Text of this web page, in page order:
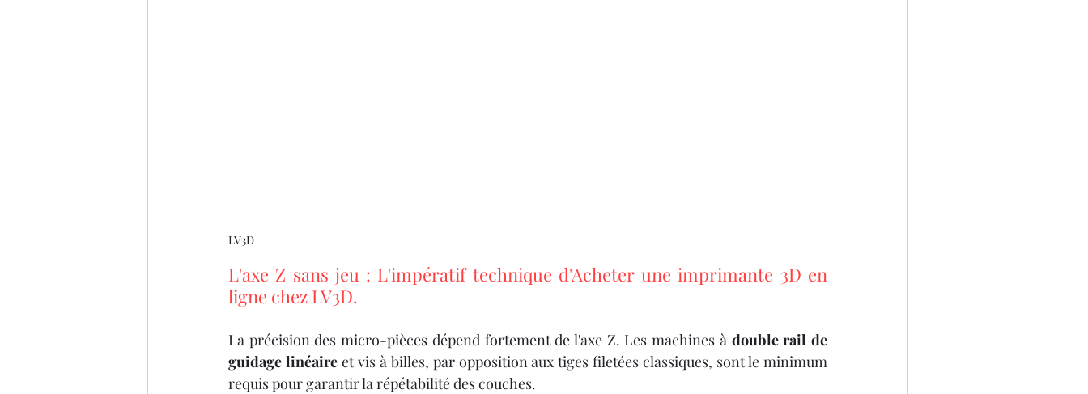
LV3D
L'axe Z sans jeu : L'impératif technique d'Acheter une imprimante 3D en
ligne chez LV3D.
La précision des micro-pièces dépend fortement de l'axe Z. Les machines à double rail de
guidage linéaire et vis à billes, par opposition aux tiges filetées classiques, sont le minimum
requis pour garantir la répétabilité des couches.